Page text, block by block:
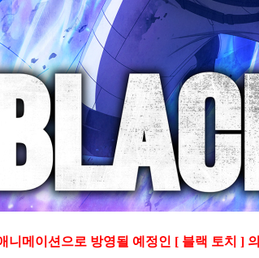
니메이션으로 방영될 예정인 [ 블랙 토치 ]